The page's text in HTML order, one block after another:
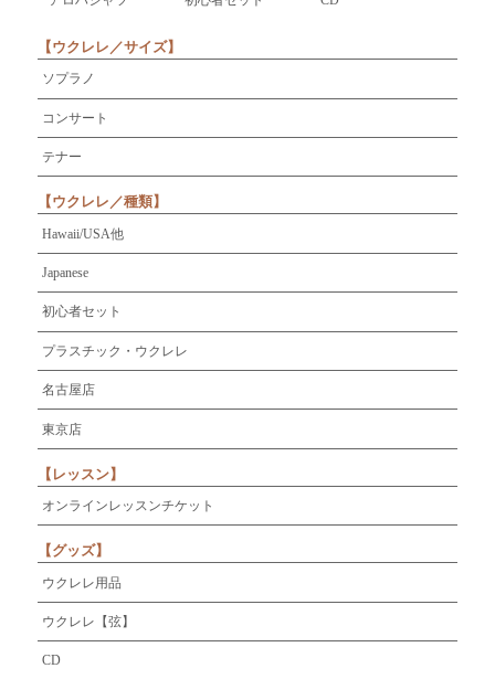
【ウクレレ／サイズ】
ソプラノ
コンサート
テナー
【ウクレレ／種類】
Hawaii/USA他
Japanese
初心者セット
プラスチック・ウクレレ
名古屋店
東京店
【レッスン】
オンラインレッスンチケット
【グッズ】
ウクレレ用品
ウクレレ【弦】
CD